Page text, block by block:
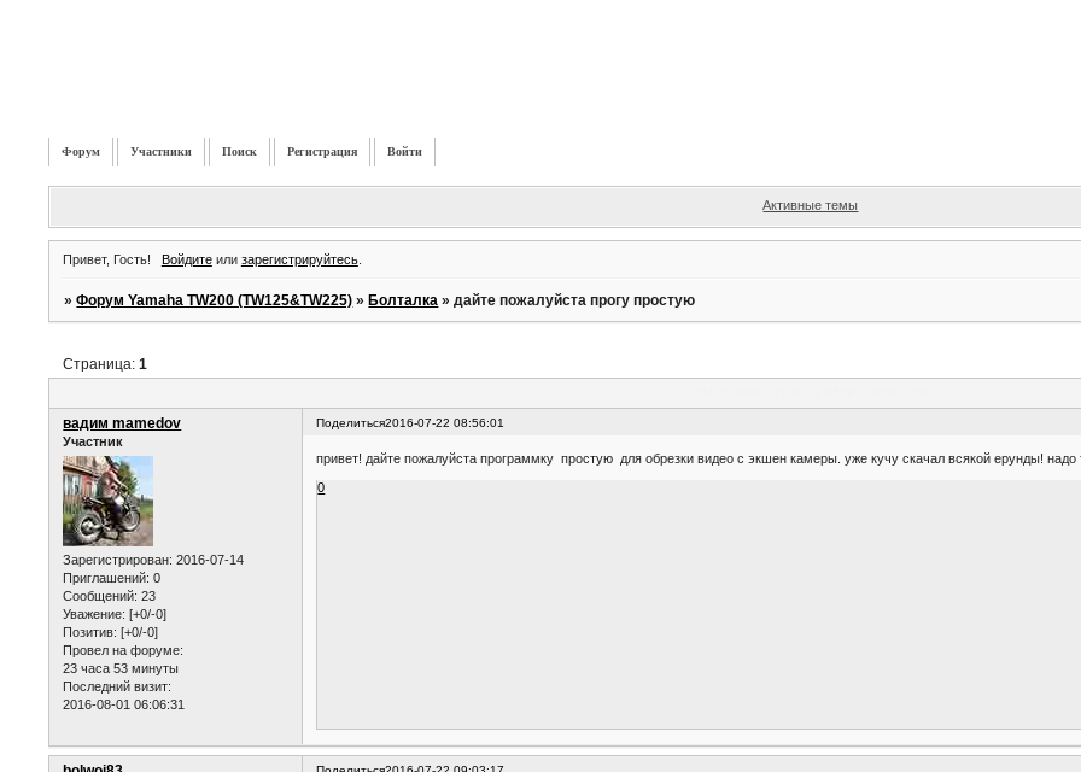
Форум Участники Поиск Регистрация Войти
Активные темы
Привет, Гость! Войдитеили зарегистрируйтесь.
»Форум Yamaha TW200 (TW125&TW225) »Болталка »дайте пожалуйста прогу простую
Страница:1
Поделиться2016-07-22 08:56:01
вадим mamedov
Участник
Зарегистрирован: 2016-07-14
Приглашений: 0
Сообщений: 23
Уважение: [+0/-0]
Позитив: [+0/-0]
Провел на форуме:
23 часа 53 минуты
Последний визит:
2016-08-01 06:06:31
привет! дайте пожалуйста программку простую для обрезки видео с экшен камеры. уже кучу скачал всякой ерунды!
0